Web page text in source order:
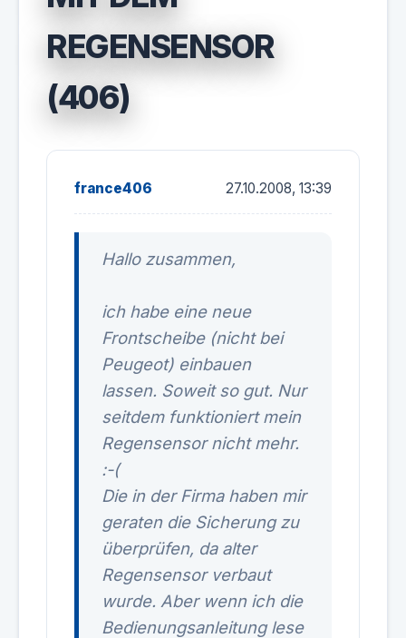
REGENSENSOR
(406)
france406 27.10.2008, 13:39
Hallo zusammen,
ich habe eine neue
Frontscheibe (nicht bei
Peugeot) einbauen
lassen. Soweit so gut. Nur
seitdem funktioniert mein
Regensensor nicht mehr.
:-(
Die in der Firma haben mir
geraten die Sicherung zu
überprüfen, da alter
Regensensor verbaut
wurde. Aber wenn ich die
Bedienungsanleitung lese